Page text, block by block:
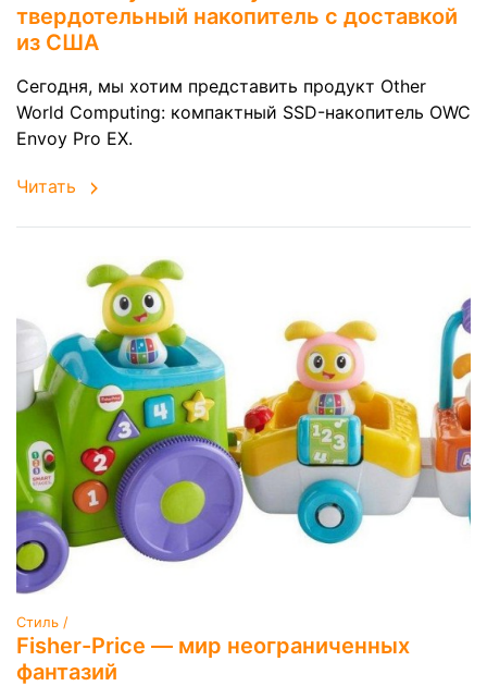
твердотельный накопитель с доставкой
из США
Сегодня, мы хотим представить продукт Other
World Computing: компактный SSD-накопитель OWC
Envoy Pro EX.
Читать
Стиль /
Fisher-Price — мир неограниченных
фантазий